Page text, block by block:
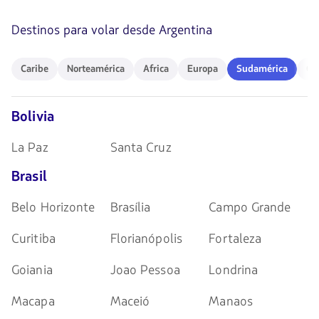
flechas
para
Destinos para volar desde Argentina
Caribe
Caribe Norteamérica
Norteamérica Africa
Africa Europa
Europa Sudamérica
Sudamérica
Bolivia
La Paz Santa Cruz
Brasil
Belo Horizonte Brasília
Campo Grande
Curitiba
Florianópolis
Fortaleza
Goiania
Joao Pessoa
Londrina
Macapa
Maceió Manaos